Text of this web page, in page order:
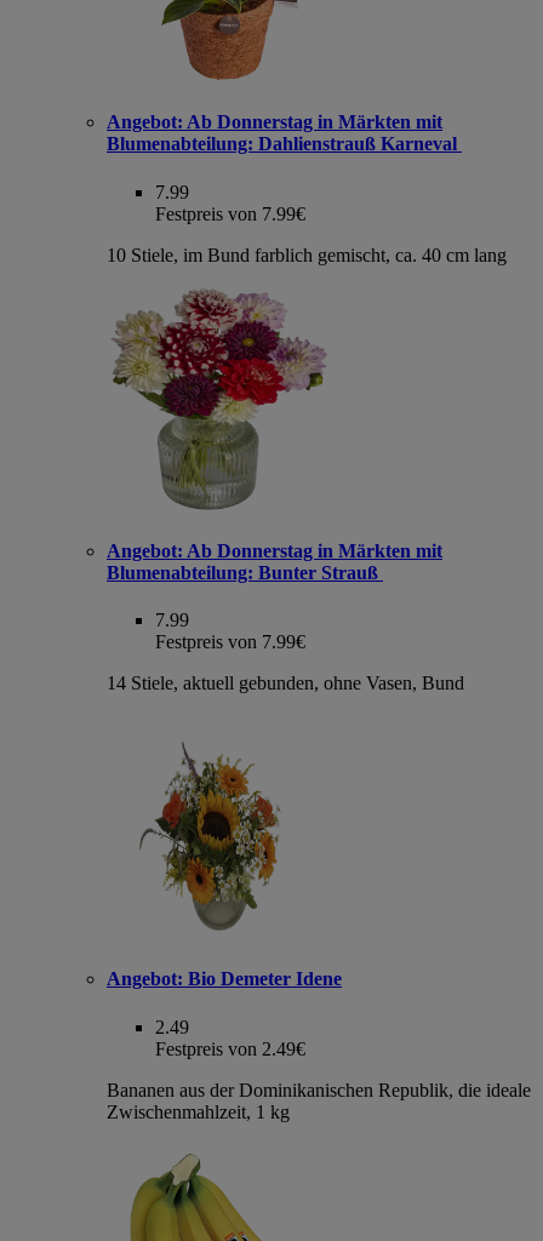
Angebot: Ab Donnerstag in Märkten mit
Blumenabteilung: Dahlienstrauß Karneval
7.99
Festpreis von 7.99€
10 Stiele, im Bund farblich gemischt, ca. 40 cm lang
Angebot: Ab Donnerstag in Märkten mit
Blumenabteilung: Bunter Strauß
7.99
Festpreis von 7.99€
14 Stiele, aktuell gebunden, ohne Vasen, Bund
Angebot: Bio Demeter Idene
2.49
Festpreis von 2.49€
Bananen aus der Dominikanischen Republik, die ideale
Zwischenmahlzeit, 1 kg